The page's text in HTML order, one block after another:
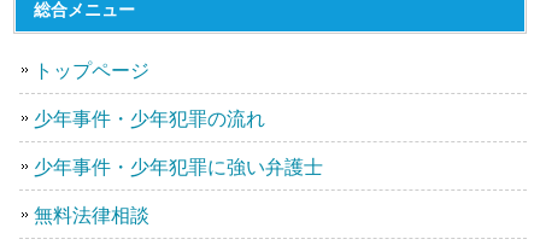
総合メニュー
トップページ
少年事件・少年犯罪の流れ
少年事件・少年犯罪に強い弁護士
無料法律相談